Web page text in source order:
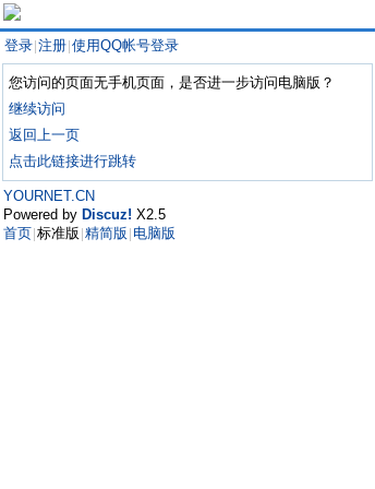
登录 注册 使用QQ帐号登录
您访问的页面无手机页面，是否进一步访问电脑版？
继续访问
返回上一页
点击此链接进行跳转
YOURNET.CN
Powered by Discuz! X2.5
首页 标准版 精简版 电脑版